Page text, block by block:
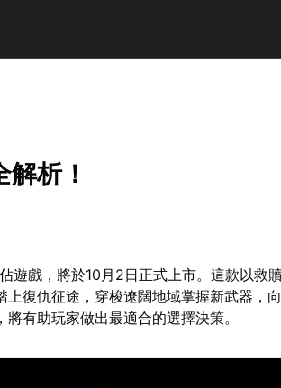
析！
遊戲，將於10月2日正式上市。這款以救
復仇征途，穿梭遼闊地域掌握新武器，
有助玩家做出最適合的選擇決策。